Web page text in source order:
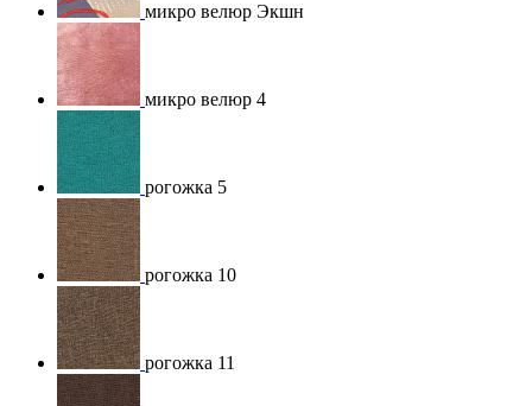
микро велюр Экшн
микро велюр 4
рогожка 5
рогожка 10
рогожка 11